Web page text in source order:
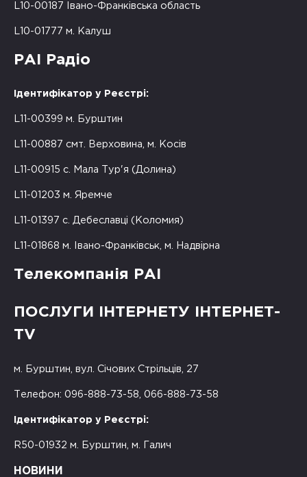
L10-00187 Івано-Франківська область
L10-01777 м. Калуш
РАІ Радіо
Ідентифікатор у Реєстрі:
L11-00399 м. Бурштин
L11-00887 смт. Верховина, м. Косів
L11-00915 с. Мала Тур'я (Долина)
L11-01203 м. Яремче
L11-01397 с. Дебеславці (Коломия)
L11-01868 м. Івано-Франківськ, м. Надвірна
Телекомпанія РАІ
ПОСЛУГИ ІНТЕРНЕТУ ІНТЕРНЕТ-
TV
м. Бурштин, вул. Січових Стрільців, 27
Телефон: 096-888-73-58, 066-888-73-58
Ідентифікатор у Реєстрі:
R50-01932 м. Бурштин, м. Галич
НОВИНИ